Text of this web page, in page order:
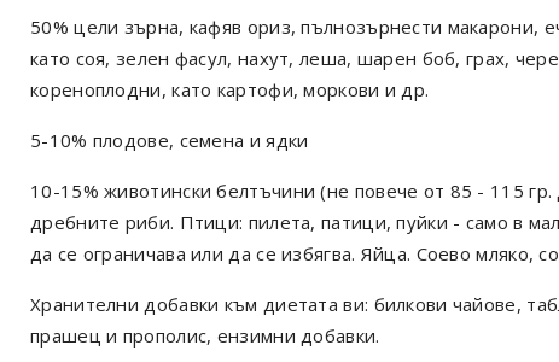
50% цели зърна, кафяв ориз, пълнозърнести макарони,
като соя, зелен фасул, нахут, леша, шарен боб, грах,
кореноплодни, като картофи, моркови и др.
5-10% плодове, семена и ядки
10-15% животински белтъчини (не повече от 85 - 115
дребните риби. Птици: пилета, патици, пуйки - само в
да се ограничава или да се избягва. Яйца. Соево мляко,
Хранителни добавки към диетата ви: билкови чайове,
прашец и прополис, ензимни добавки.